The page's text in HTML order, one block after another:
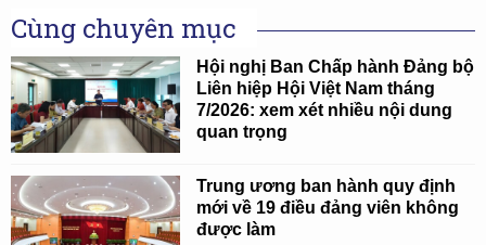
Cùng chuyên mục
Hội nghị Ban Chấp hành Đảng bộ
Liên hiệp Hội Việt Nam tháng
7/2026: xem xét nhiều nội dung
quan trọng
Trung ương ban hành quy định
mới về 19 điều đảng viên không
được làm